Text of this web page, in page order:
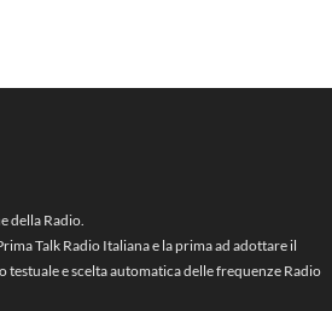
della Radio.
Talk Radio Italiana e la prima ad adottare il
e scelta automatica delle frequenze Radio